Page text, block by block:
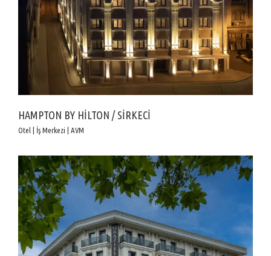
HAMPTON BY HİLTON / SİRKECİ
Otel | İş Merkezi | AVM